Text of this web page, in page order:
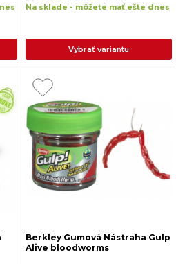
Na sklade - môžete mať ešte dnes
Vybrať variantu
Berkley Gumová Nástraha Gulp
Alive bloodworms